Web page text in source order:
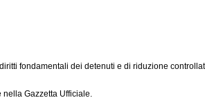
fondamentali dei detenuti e di riduzione
Gazzetta Ufficiale.